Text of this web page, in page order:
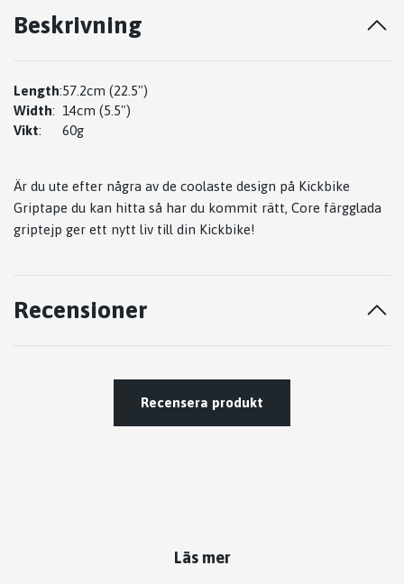
Beskrivning
Length:57.2cm (22.5")
Width: 14cm (5.5")
Vikt: 60g
Är du ute efter några av de coolaste design på Kickbike
Griptape du kan hitta så har du kommit rätt, Core färgglada
griptejp ger ett nytt liv till din Kickbike!
Recensioner
Recensera produkt
Läs mer